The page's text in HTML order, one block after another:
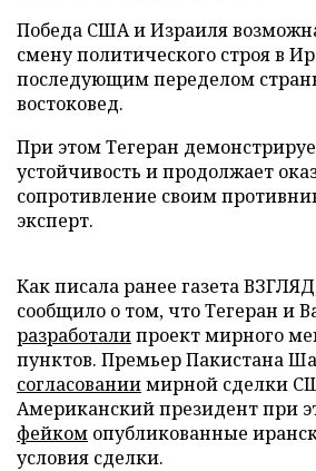
Победа США и Израиля
смену политического строя в
последующим переделом
востоковед.
При этом Тегеран
устойчивость и продолжает
сопротивление своим
эксперт.
Как писала ранее газета
сообщило о том, что Тегеран и
разработалипроект мирного
пунктов. Премьер Пакистана
согласованиимирной сделки
Американский президент при
фейком опубликованные
условия сделки.